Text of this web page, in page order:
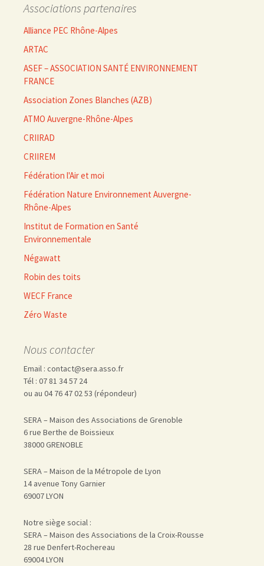
Associations partenaires
Alliance PEC Rhône-Alpes
ARTAC
ASEF – ASSOCIATION SANTÉ ENVIRONNEMENT
FRANCE
Association Zones Blanches (AZB)
ATMO Auvergne-Rhône-Alpes
CRIIRAD
CRIIREM
Fédération l'Air et moi
Fédération Nature Environnement Auvergne-
Rhône-Alpes
Institut de Formation en Santé
Environnementale
Négawatt
Robin des toits
WECF France
Zéro Waste
Nous contacter
Email : contact@sera.asso.fr
Tél : 07 81 34 57 24
ou au 04 76 47 02 53 (répondeur)
SERA – Maison des Associations de Grenoble
6 rue Berthe de Boissieux
38000 GRENOBLE
SERA – Maison de la Métropole de Lyon
14 avenue Tony Garnier
69007 LYON
Notre siège social :
SERA – Maison des Associations de la Croix-Rousse
28 rue Denfert-Rochereau
69004 LYON